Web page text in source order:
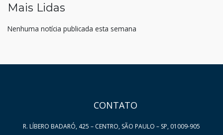
Mais Lidas
Nenhuma notícia publicada esta semana
CONTATO
R. LÍBERO BADARÓ, 425 – CENTRO, SÃO PAULO – SP, 01009-905